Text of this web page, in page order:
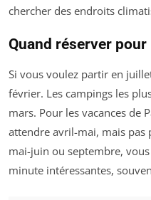
chercher des endroits
Quand réserver
Si vous voulez partir en
février. Les campings les
mars. Pour les vacances de
attendre avril-mai, mais pas
mai-juin ou septembre,
minute intéressantes,